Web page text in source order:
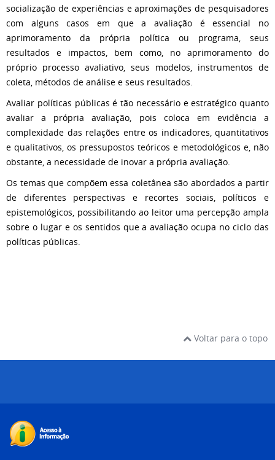
socialização de experiências e aproximações de pesquisadores
com alguns casos em que a avaliação é essencial no
aprimoramento da própria política ou programa, seus
resultados e impactos, bem como, no aprimoramento do
próprio processo avaliativo, seus modelos, instrumentos de
coleta, métodos de análise e seus resultados.
Avaliar políticas públicas é tão necessário e estratégico quanto
avaliar a própria avaliação, pois coloca em evidência a
complexidade das relações entre os indicadores, quantitativos
e qualitativos, os pressupostos teóricos e metodológicos e, não
obstante, a necessidade de inovar a própria avaliação.
Os temas que compõem essa coletânea são abordados a partir
de diferentes perspectivas e recortes sociais, políticos e
epistemológicos, possibilitando ao leitor uma percepção ampla
sobre o lugar e os sentidos que a avaliação ocupa no ciclo das
políticas públicas.
Voltar para o topo